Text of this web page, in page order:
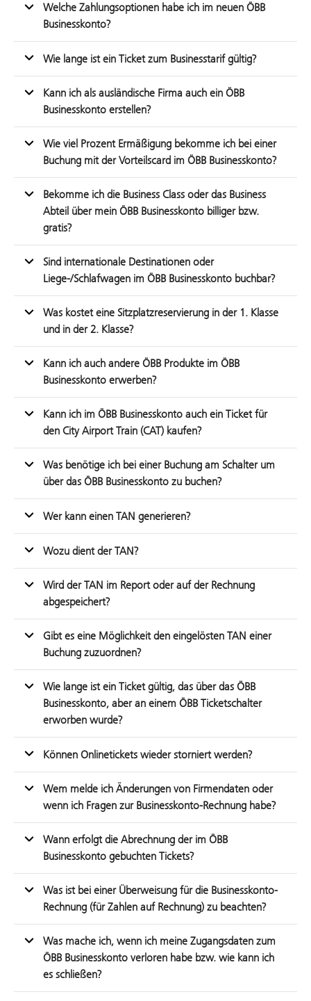
Welche Zahlungsoptionen habe ich im neuen ÖBB
Businesskonto?
Wie lange ist ein Ticket zum Businesstarif gültig?
Kann ich als ausländische Firma auch ein ÖBB
Businesskonto erstellen?
Wie viel Prozent Ermäßigung bekomme ich bei einer
Buchung mit der Vorteilscard im ÖBB Businesskonto?
Bekomme ich die Business Class oder das Business
Abteil über mein ÖBB Businesskonto billiger bzw.
gratis?
Sind internationale Destinationen oder
Liege-/Schlafwagen im ÖBB Businesskonto buchbar?
Was kostet eine Sitzplatzreservierung in der 1. Klasse
und in der 2. Klasse?
Kann ich auch andere ÖBB Produkte im ÖBB
Businesskonto erwerben?
Kann ich im ÖBB Businesskonto auch ein Ticket für
den City Airport Train (CAT) kaufen?
Was benötige ich bei einer Buchung am Schalter um
über das ÖBB Businesskonto zu buchen?
Wer kann einen TAN generieren?
Wozu dient der TAN?
Wird der TAN im Report oder auf der Rechnung
abgespeichert?
Gibt es eine Möglichkeit den eingelösten TAN einer
Buchung zuzuordnen?
Wie lange ist ein Ticket gültig, das über das ÖBB
Businesskonto, aber an einem ÖBB Ticketschalter
erworben wurde?
Können Onlinetickets wieder storniert werden?
Wem melde ich Änderungen von Firmendaten oder
wenn ich Fragen zur Businesskonto-Rechnung habe?
Wann erfolgt die Abrechnung der im ÖBB
Businesskonto gebuchten Tickets?
Was ist bei einer Überweisung für die Businesskonto-
Rechnung (für Zahlen auf Rechnung) zu beachten?
Was mache ich, wenn ich meine Zugangsdaten zum
ÖBB Businesskonto verloren habe bzw. wie kann ich
es schließen?